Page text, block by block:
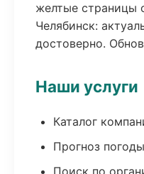
желтые страницы
Челябинск:
достоверно.
Наши услуги
Каталог
Прогноз
Поиск по